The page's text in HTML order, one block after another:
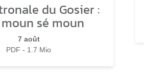
du Gosier :
sé moun
7 août
PDF - 1.7 Mio